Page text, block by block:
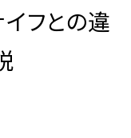
イフとの違